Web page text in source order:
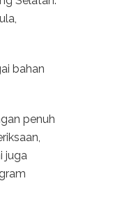
bahan
penuh
juga